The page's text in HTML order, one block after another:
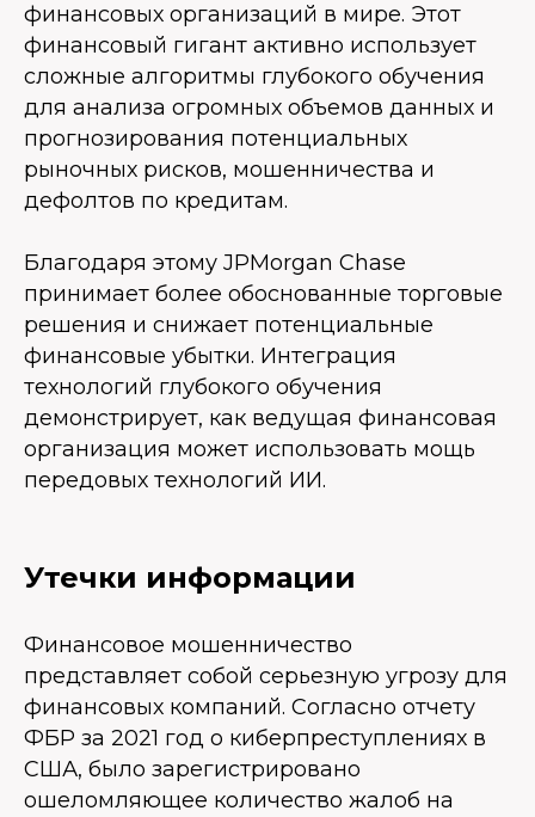
финансовых организаций в мире. Этот
финансовый гигант активно использует
сложные алгоритмы глубокого обучения
для анализа огромных объемов данных и
прогнозирования потенциальных
рыночных рисков, мошенничества и
дефолтов по кредитам.
Благодаря этому JPMorgan Chase
принимает более обоснованные торговые
решения и снижает потенциальные
финансовые убытки. Интеграция
технологий глубокого обучения
демонстрирует, как ведущая финансовая
организация может использовать мощь
передовых технологий ИИ.
Утечки информации
Финансовое мошенничество
представляет собой серьезную угрозу для
финансовых компаний. Согласно отчету
ФБР за 2021 год о киберпреступлениях в
США, было зарегистрировано
ошеломляющее количество жалоб на